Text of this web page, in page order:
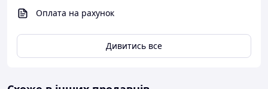
Оплата на рахунок
Дивитись все